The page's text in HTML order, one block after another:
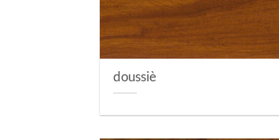
doussiè